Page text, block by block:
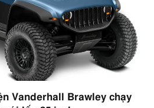
Vanderhall Brawley chạy